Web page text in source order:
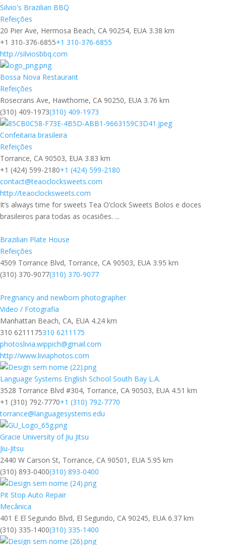
Silvio's Brazilian BBQ
Refeições
20 Pier Ave, Hermosa Beach, CA 90254, EUA 3.38 km
+1 310-376-6855+1 310-376-6855
http://silviosbbq.com
Bossa Nova Restaurant
Refeições
Rosecrans Ave, Hawthorne, CA 90250, EUA 3.76 km
(310) 409-1973(310) 409-1973
Confeitaria brasileira
Refeições
Torrance, CA 90503, EUA 3.83 km
+1 (424) 599-2180+1 (424) 599-2180
contact@teaoclocksweets.com
http://teaoclocksweets.com
It’s always time for sweets Tea O’clock Sweets Bolos e doces
brasileiros para todas as ocasiões. ...
Brazilian Plate House
Refeições
4509 Torrance Blvd, Torrance, CA 90503, EUA 3.95 km
(310) 370-9077(310) 370-9077
Pregnancy and newborn photographer
Video / Fotografia
Manhattan Beach, CA, EUA 4.24 km
310 6211175310 6211175
photoslivia.wippich@gmail.com
http://www.liviaphotos.com
Language Systems English School South Bay L.A.
3528 Torrance Blvd #304, Torrance, CA 90503, EUA 4.51 km
+1 (310) 792-7770+1 (310) 792-7770
torrance@languagesystems.edu
Gracie University of Jiu Jitsu
Jiu-Jitsu
2440 W Carson St, Torrance, CA 90501, EUA 5.95 km
(310) 893-0400(310) 893-0400
Pit Stop Auto Repair
Mecânica
401 E El Segundo Blvd, El Segundo, CA 90245, EUA 6.37 km
(310) 335-1400(310) 335-1400